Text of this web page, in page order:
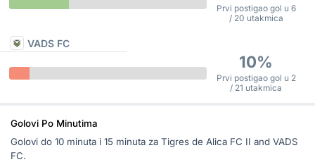
Prvi postigao gol u 6
/ 20 utakmica
VADS FC
10%
Prvi postigao gol u 2
/ 21 utakmica
Golovi Po Minutima
Golovi do 10 minuta i 15 minuta za Tigres de Alica FC II and VADS
FC.